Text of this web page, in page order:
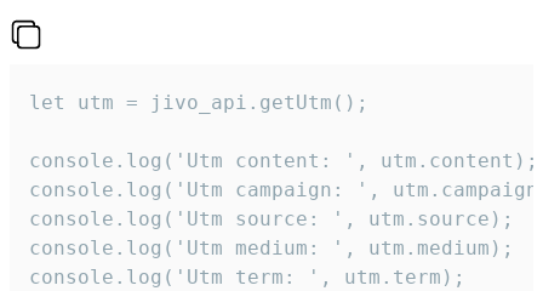
let utm = jivo_api.getUtm();
console.log('Utm content: ', utm.content);
console.log('Utm campaign: ',
console.log('Utm source: ', utm.source);
console.log('Utm medium: ', utm.medium);
console.log('Utm term: ', utm.term);